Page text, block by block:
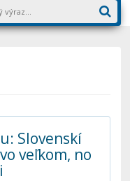
Slovenskí
veľkom, no